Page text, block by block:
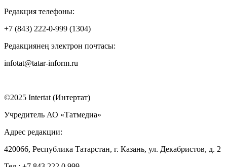
Редакция телефоны:
+7 (843) 222-0-999 (1304)
Редакциянең электрон почтасы:
infotat@tatar-inform.ru
©2025 Intertat (Интертат)
Учредитель АО «Татмедиа»
Адрес редакции:
420066, Республика Татарстан, г. Казань, ул. Декабристов, д. 2